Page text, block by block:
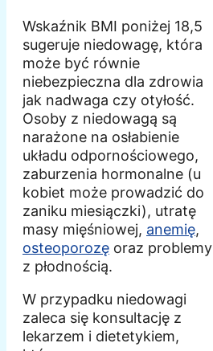
Wskaźnik BMI poniżej 18,5
sugeruje niedowagę, która
może być równie
niebezpieczna dla zdrowia
jak nadwaga czy otyłość.
Osoby z niedowagą są
narażone na osłabienie
układu odpornościowego,
zaburzenia hormonalne (u
kobiet może prowadzić do
zaniku miesiączki), utratę
masy mięśniowej, anemię,
osteoporozę oraz problemy
z płodnością.
W przypadku niedowagi
zaleca się konsultację z
lekarzem i dietetykiem,